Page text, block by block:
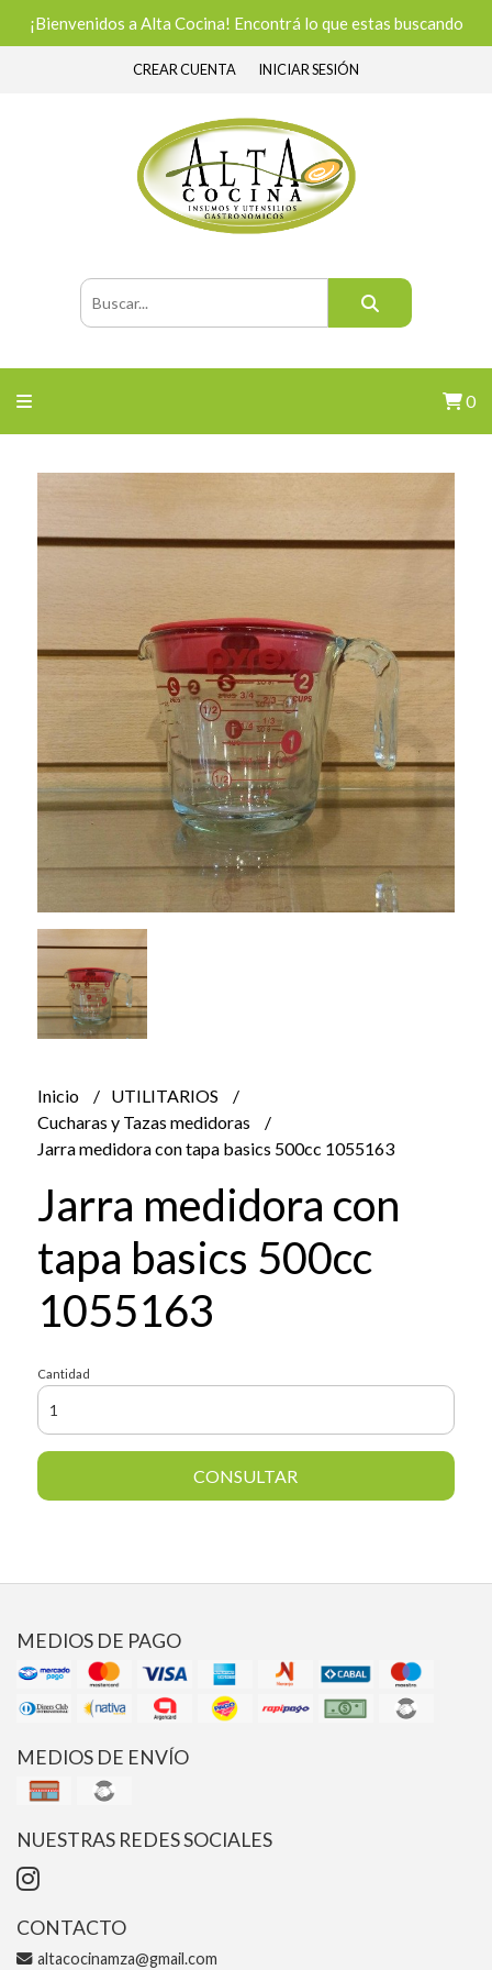
¡Bienvenidos a Alta Cocina! Encontrá lo que estas buscando
CREAR CUENTA INICIAR SESIÓN
0
Inicio
UTILITARIOS
Cucharas y Tazas medidoras
Jarra medidora con tapa basics 500cc 1055163
Jarra medidora con
tapa basics 500cc
1055163
Cantidad
CONSULTAR
MEDIOS DE PAGO
MEDIOS DE ENVÍO
NUESTRAS REDES SOCIALES
CONTACTO
altacocinamza@gmail.com